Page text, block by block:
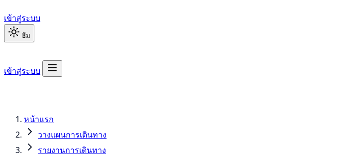
เข้าสู่ระบบ
ธีม
เข้าสู่ระบบ
หน้าแรก
วางแผนการเดินทาง
รายงานการเดินทาง